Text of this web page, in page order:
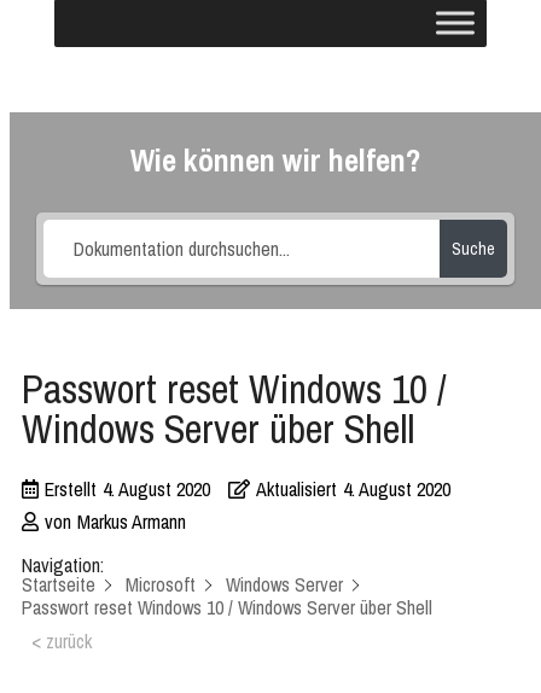
Wie können wir helfen?
Suche
Passwort reset Windows 10 /
Windows Server über Shell
Erstellt 4. August 2020 Aktualisiert 4. August 2020
von Markus Armann
Navigation:
Startseite Microsoft
Windows Server
Passwort reset Windows 10 / Windows Server über Shell
< zurück